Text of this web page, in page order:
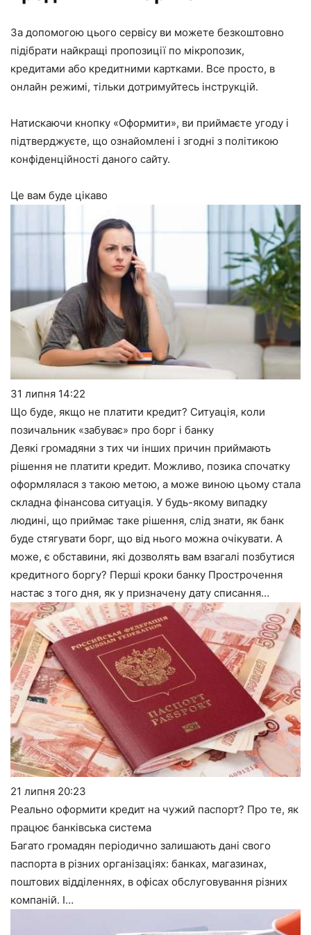
За допомогою цього сервісу ви можете безкоштовно
підібрати найкращі пропозиції по мікропозик,
кредитами або кредитними картками. Все просто, в
онлайн режимі, тільки дотримуйтесь інструкцій.
Натискаючи кнопку «Оформити», ви приймаєте угоду і
підтверджуєте, що ознайомлені і згодні з політикою
конфіденційності даного сайту.
Це вам буде цікаво
31 липня 14:22
Що буде, якщо не платити кредит? Ситуація, коли
позичальник «забуває» про борг і банку
Деякі громадяни з тих чи інших причин приймають
рішення не платити кредит. Можливо, позика спочатку
оформлялася з такою метою, а може виною цьому стала
складна фінансова ситуація. У будь-якому випадку
людині, що приймає таке рішення, слід знати, як банк
буде стягувати борг, що від нього можна очікувати. А
може, є обставини, які дозволять вам взагалі позбутися
кредитного боргу? Перші кроки банку Прострочення
настає з того дня, як у призначену дату списання…
21 липня 20:23
Реально оформити кредит на чужий паспорт? Про те, як
працює банківська система
Багато громадян періодично залишають дані свого
паспорта в різних організаціях: банках, магазинах,
поштових відділеннях, в офісах обслуговування різних
компаній. І…